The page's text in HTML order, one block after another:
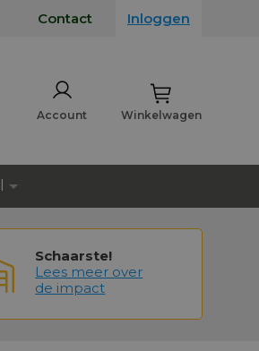
Contact Inloggen
Winkelwagen
Account
Schaarste!
Lees meer over
de impact